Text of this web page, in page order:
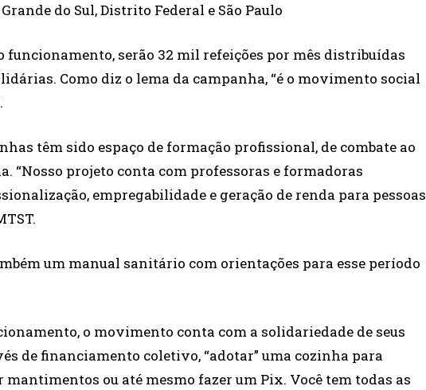
do Sul, Distrito Federal e São Paulo
funcionamento, serão 32 mil refeições por mês distribuídas
Como diz o lema da campanha, “é o movimento social
têm sido espaço de formação profissional, de combate ao
“Nosso projeto conta com professoras e formadoras
empregabilidade e geração de renda para pessoas
um manual sanitário com orientações para esse período
o movimento conta com a solidariedade de seus
de financiamento coletivo, “adotar” uma cozinha para
ou até mesmo fazer um Pix. Você tem todas as